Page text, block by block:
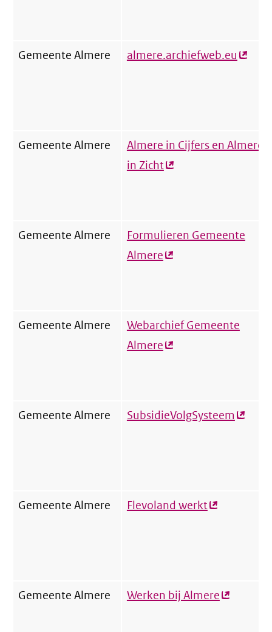
Gemeente Almere almere.archiefweb.eu
Gemeente Almere
Almere in Cijfers en Almere
in Zicht(externe
Gemeente Almere
Formulieren Gemeente
Almere(externe
Gemeente Almere
Webarchief Gemeente
Almere(externe
Gemeente Almere SubsidieVolgSysteem
Gemeente Almere Flevoland werkt(externe
Gemeente Almere Werken bij Almere(externe